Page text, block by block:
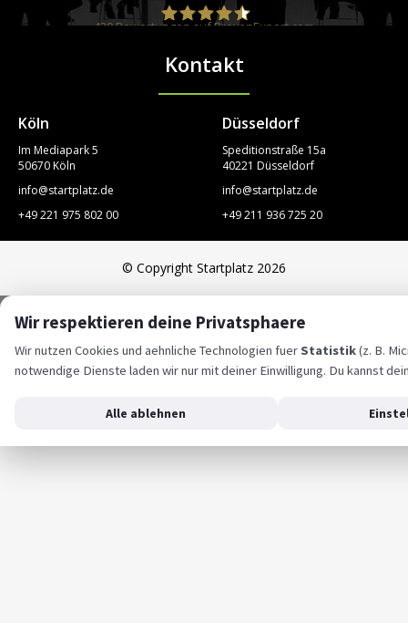
STARTPLATZ
420Bewertungen auf ProvenExpert.com
Kontakt
Köln
Im Mediapark 5
50670 Köln
info@startplatz.de
+49 221 975 802 00
Düsseldorf
Speditionstraße 15a
40221 Düsseldorf
info@startplatz.de
+49 211 936 725 20
© Copyright Startplatz 2026
Wir respektieren deine Privatsphaere
Wir nutzen Cookies und aehnliche Technologien fuerStatistik(z. B.
notwendige Dienste laden wir nur mit deiner Einwilligung. Du kannst
Alle ablehnen